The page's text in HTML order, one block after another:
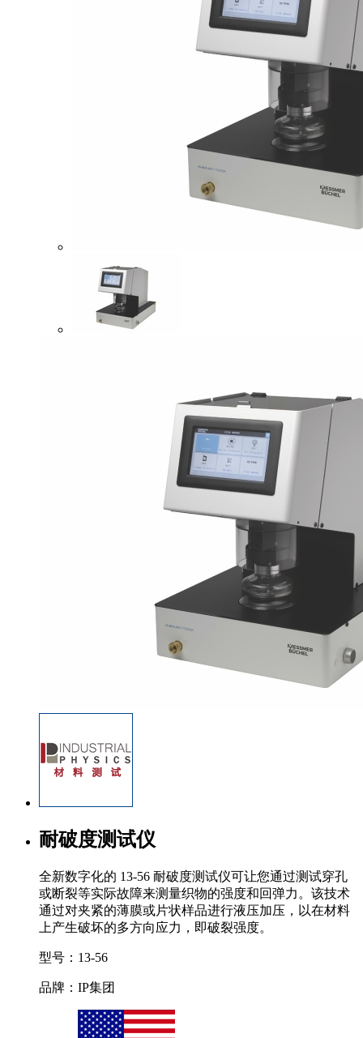
耐破度测试仪
全新数字化的 13-56 耐破度测试仪可让您通过测试穿孔
或断裂等实际故障来测量织物的强度和回弹力。该技术
通过对夹紧的薄膜或片状样品进行液压加压，以在材料
上产生破坏的多方向应力，即破裂强度。
型号：13-56
品牌：IP集团